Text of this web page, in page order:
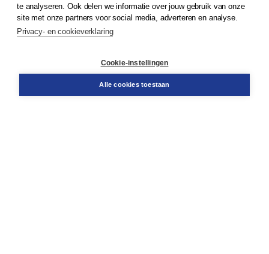
Klantenservice
Service & informatie
Contact
te analyseren. Ook delen we informatie over jouw gebruik van onze
site met onze partners voor social media, adverteren en analyse.
Privacy- en cookieverklaring
Cookie-instellingen
Alle cookies toestaan